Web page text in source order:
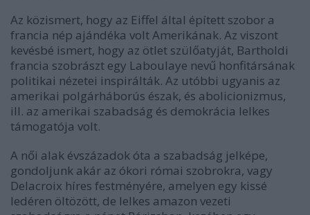
Az közismert, hogy az Eiffel által épített szobor a
francia nép ajándéka volt Amerikának. Az viszont
kevésbé ismert, hogy az ötlet szülőatyját, Bartholdi
francia szobrászt egy Laboulaye nevű honfitársának
politikai nézetei inspirálták. Az utóbbi ugyanis az
amerikai polgárháborús észak, és abolicionizmus,
ill. az amerikai szabadság és demokrácia lelkes
támogatója volt.
A női alak évszázadok óta a szabadság jelképe,
gondoljunk akár az ókori római szobrokra, vagy
Delacroix híres festményére, amelyen egy kissé
ledéren öltözött, de lelkes amazon vezeti